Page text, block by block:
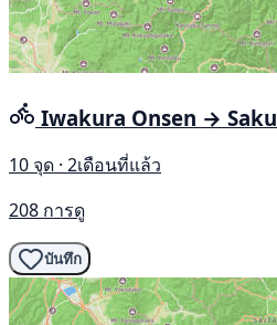
Iwakura Onsen → Saku
10 จุด · 2เดือนที่แล้ว
208 การดู
บันทึก